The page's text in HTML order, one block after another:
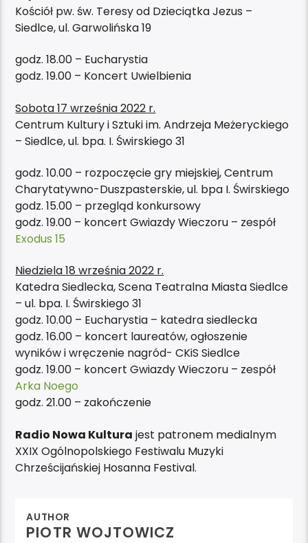
Kościół pw. św. Teresy od Dzieciątka Jezus –
Siedlce, ul. Garwolińska 19
godz. 18.00 – Eucharystia
godz. 19.00 – Koncert Uwielbienia
Sobota 17 września 2022 r.
Centrum Kultury i Sztuki im. Andrzeja Meżeryckiego
– Siedlce, ul. bpa. I. Świrskiego 31
godz. 10.00 – rozpoczęcie gry miejskiej, Centrum
Charytatywno-Duszpasterskie, ul. bpa I. Świrskiego
godz. 15.00 – przegląd konkursowy
godz. 19.00 – koncert Gwiazdy Wieczoru – zespół
Exodus 15
Niedziela 18 września 2022 r.
Katedra Siedlecka, Scena Teatralna Miasta Siedlce
– ul. bpa. I. Świrskiego 31
godz. 10.00 – Eucharystia – katedra siedlecka
godz. 16.00 – koncert laureatów, ogłoszenie
wyników i wręczenie nagród- CKiS Siedlce​
godz. 19.00 – koncert Gwiazdy Wieczoru – zespół
Arka Noego
godz. 21.00 – zakończenie
Radio Nowa Kultura jest patronem medialnym
XXIX Ogólnopolskiego Festiwalu Muzyki
Chrześcijańskiej Hosanna Festival.
AUTHOR
PIOTR WOJTOWICZ